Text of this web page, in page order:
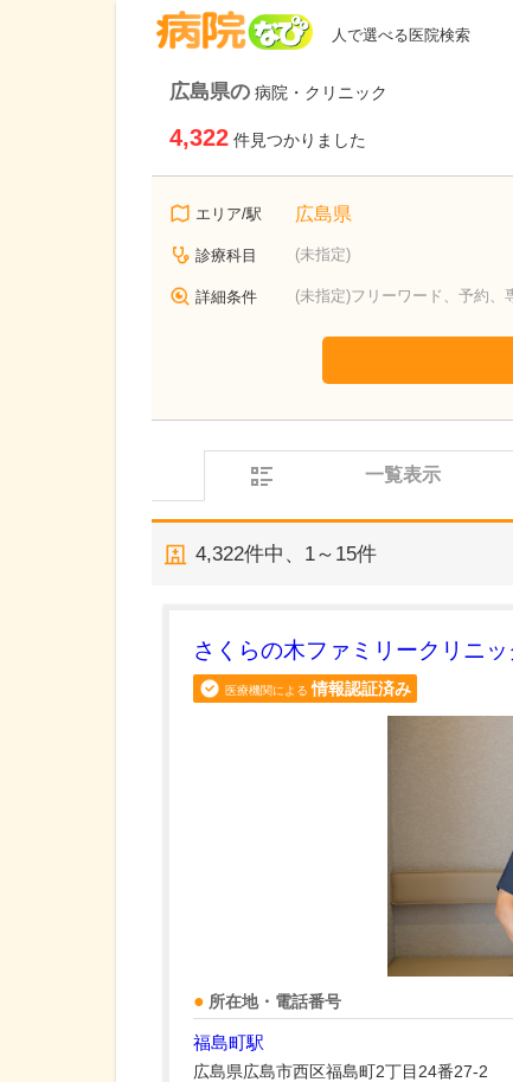
人で選べる医院検索
広島県の 病院・クリニック
4,322 件見つかりました
エリア/駅 広島県
診療科目 (未指定)
詳細条件 (未指定)フリーワード、予約、
一覧表示
4,322件中、 1～15件
さくらの木ファミリークリニッ
医療機関による 情報認証済み
所在地・電話番号
福島町駅
広島県広島市西区福島町2丁目24番27-2